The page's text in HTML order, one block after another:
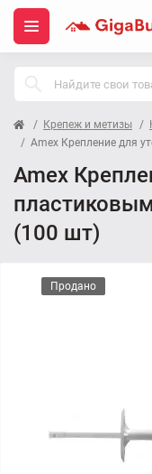
Крепеж и метизы
Amex Крепление для
Amex
(100 шт)
Продано